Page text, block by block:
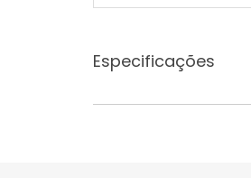
Especificações